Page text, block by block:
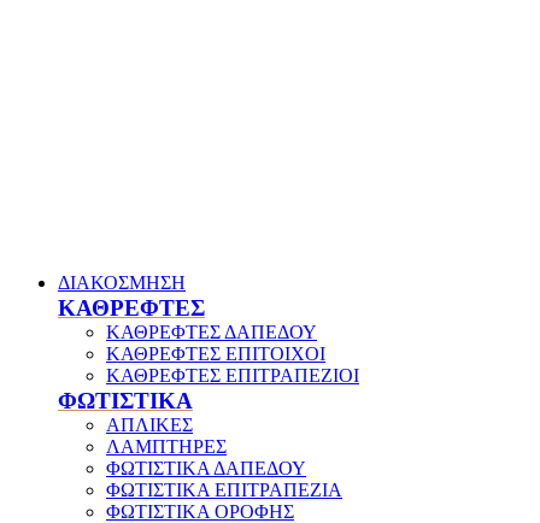
ΔΙΑΚΟΣΜΗΣΗ
ΚΑΘΡΕΦΤΕΣ
ΚΑΘΡΕΦΤΕΣ ΔΑΠΕΔΟΥ
ΚΑΘΡΕΦΤΕΣ ΕΠΙΤΟΙΧΟΙ
ΚΑΘΡΕΦΤΕΣ ΕΠΙΤΡΑΠΕΖΙΟΙ
ΦΩΤΙΣΤΙΚΑ
ΑΠΛΙΚΕΣ
ΛΑΜΠΤΗΡΕΣ
ΦΩΤΙΣΤΙΚΑ ΔΑΠΕΔΟΥ
ΦΩΤΙΣΤΙΚΑ ΕΠΙΤΡΑΠΕΖΙΑ
ΦΩΤΙΣΤΙΚΑ ΟΡΟΦΗΣ